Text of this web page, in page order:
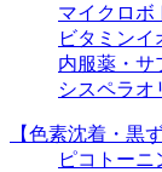
マイクロボ
ビタミンイ
内服薬・サ
シスペラオ
【色素沈着・黒
ピコトーニ